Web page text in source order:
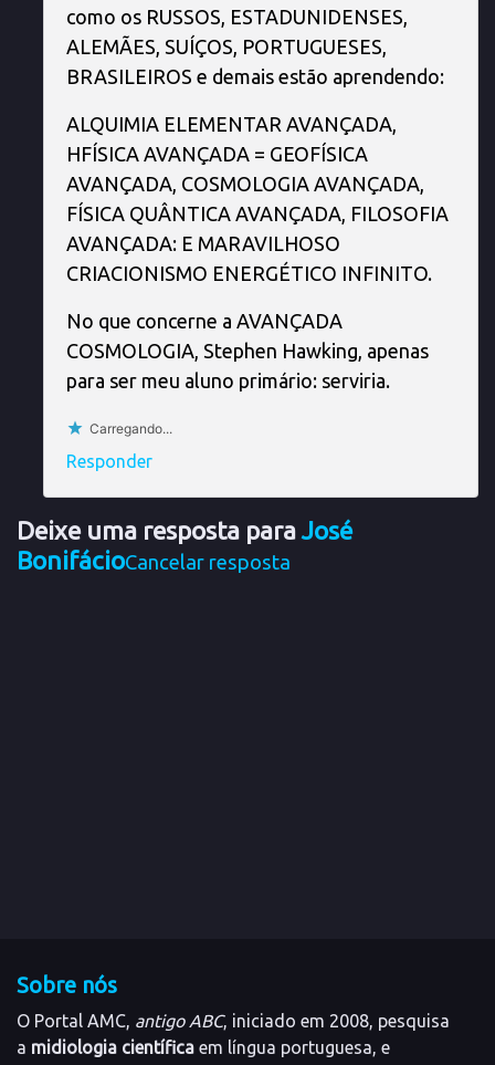
como os RUSSOS, ESTADUNIDENSES,
ALEMÃES, SUÍÇOS, PORTUGUESES,
BRASILEIROS e demais estão aprendendo:
ALQUIMIA ELEMENTAR AVANÇADA,
HFÍSICA AVANÇADA = GEOFÍSICA
AVANÇADA, COSMOLOGIA AVANÇADA,
FÍSICA QUÂNTICA AVANÇADA, FILOSOFIA
AVANÇADA: E MARAVILHOSO
CRIACIONISMO ENERGÉTICO INFINITO.
No que concerne a AVANÇADA
COSMOLOGIA, Stephen Hawking, apenas
para ser meu aluno primário: serviria.
Carregando...
Responder
Deixe uma resposta paraJosé
BonifácioCancelar resposta
Sobre nós
O Portal AMC, antigo ABC, iniciado em 2008, pesquisa
a midiologia científica em língua portuguesa, e